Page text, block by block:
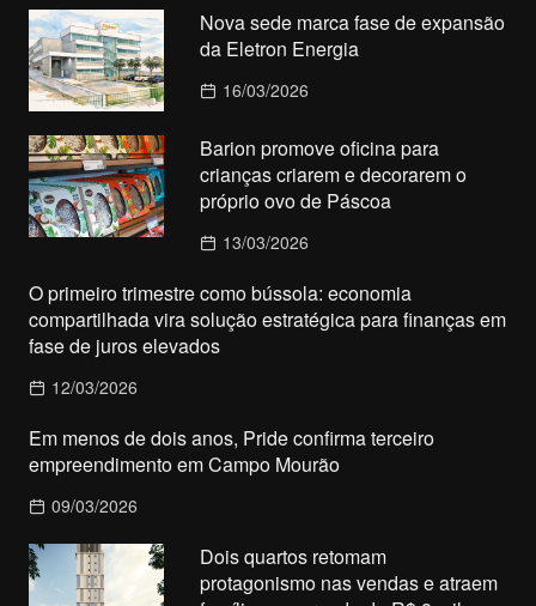
Nova sede marca fase de expansão
da Eletron Energia
16/03/2026
Barion promove oficina para
crianças criarem e decorarem o
próprio ovo de Páscoa
13/03/2026
O primeiro trimestre como bússola: economia
compartilhada vira solução estratégica para finanças em
fase de juros elevados
12/03/2026
Em menos de dois anos, Pride confirma terceiro
empreendimento em Campo Mourão
09/03/2026
Dois quartos retomam
protagonismo nas vendas e atraem